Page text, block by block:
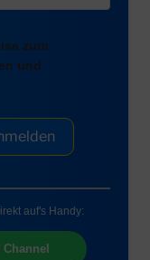
zum
und
auf's Handy: